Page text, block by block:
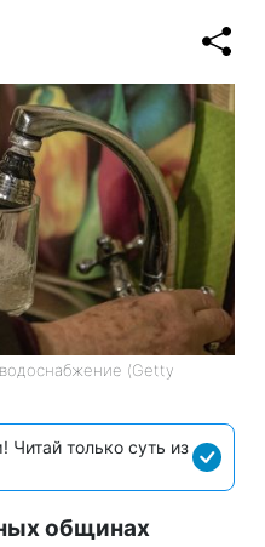
(Getty
только суть из
общинах